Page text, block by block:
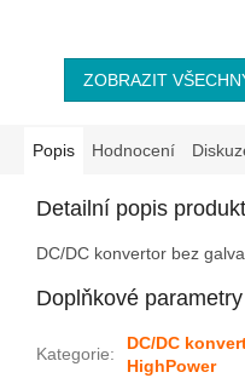
ZOBRAZIT
Popis Hodnocení
Detailní popis
DC/DC konvertor bez
Doplňkové parametry
Kategorie:
DC/DC
HighPower